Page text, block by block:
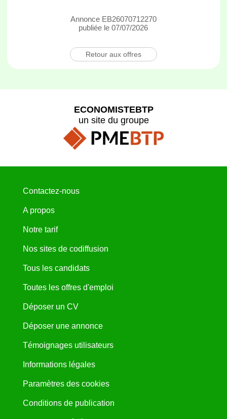
Annonce EB26070712270
publiée le 07/07/2026
Retour aux offres
ECONOMISTEBTP
un site du groupe
Contactez-nous
A propos
Notre tarif
Nos sites de codiffusion
Tous les candidats
Toutes les offres d'emploi
Déposer un CV
Déposer une annonce
Témoignages utilisateurs
Informations légales
Paramètres des cookies
Conditions de publication